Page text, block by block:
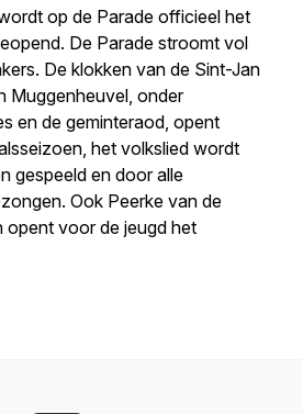
op de Parade officieel het
De Parade stroomt vol
De klokken van de Sint-Jan
Muggenheuvel, onder
en de geminteraod, opent
het volkslied wordt
gespeeld en door alle
Ook Peerke van de
opent voor de jeugd het